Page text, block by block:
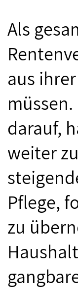
Als
aus
darauf,
weiter
Pflege,
zu